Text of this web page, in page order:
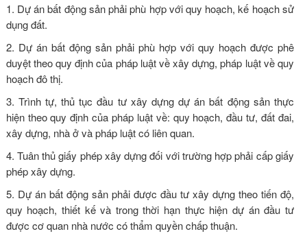
1. Dự án bất động sản phải phù hợp với quy hoạch, kế hoạch sử
dụng đất.
2. Dự án bất động sản phải phù hợp với quy hoạch được phê
duyệt theo quy định của pháp luật về xây dựng, pháp luật về quy
hoạch đô thị.
3. Trình tự, thủ tục đầu tư xây dựng dự án bất động sản thực
hiện theo quy định của pháp luật về: quy hoạch, đầu tư, đất đai,
xây dựng, nhà ở và pháp luật có liên quan.
4. Tuân thủ giấy phép xây dựng đối với trường hợp phải cấp giấy
phép xây dựng.
5. Dự án bất động sản phải được đầu tư xây dựng theo tiến độ,
quy hoạch, thiết kế và trong thời hạn thực hiện dự án đầu tư
được cơ quan nhà nước có thẩm quyền chấp thuận.